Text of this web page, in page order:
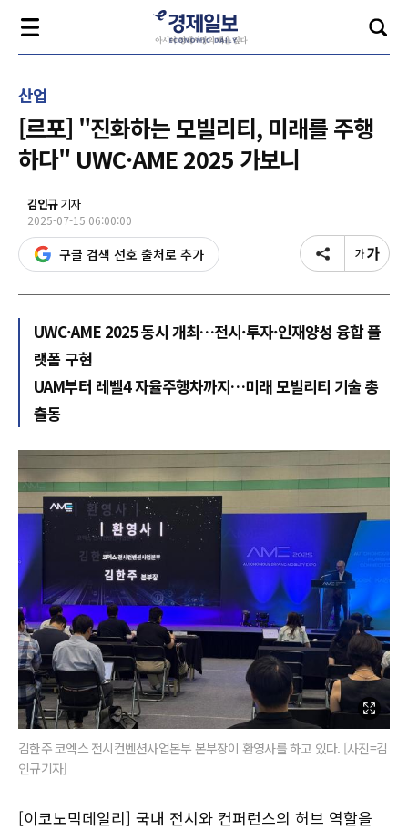
산업
[르포] "진화하는 모빌리티, 미래를 주행
하다" UWC·AME 2025 가보니
김인규기자
2025-07-15 06:00:00
구글 검색 선호 출처로 추가
UWC·AME 2025 동시 개최…전시·투자·인재양성 융합 플
랫폼 구현
UAM부터 레벨4 자율주행차까지…미래 모빌리티 기술 총
출동
김한주 코엑스 전시컨벤션사업본부 본부장이 환영사를 하고 있다. [사진=김
인규기자]
[이코노믹데일리] 국내 전시와 컨퍼런스의 허브 역할을